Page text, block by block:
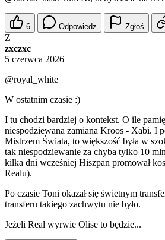
6 Odpowiedz Zgłoś
Z
zxczxc
5 czerwca 2026
@royal_white
W ostatnim czasie :)
I tu chodzi bardziej o kontekst. O ile
niespodziewana zamiana Kroos - Xabi. I
Mistrzem Świata, to większość była w
tak niespodziewanie za chyba tylko 10
kilka dni wcześniej Hiszpan promował
Realu).
Po czasie Toni okazał się świetnym
transferu takiego zachwytu nie było.
Jeżeli Real wyrwie Olise to będzie...